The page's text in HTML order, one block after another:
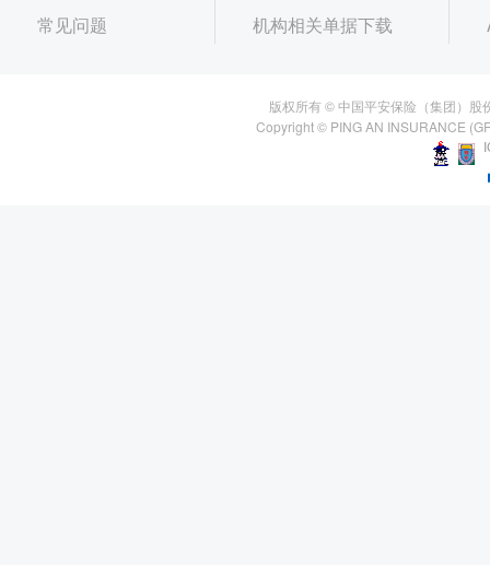
常见问题
机构相关单据下载
版权所有 © 中国平安保险（集团）股
Copyright © PING AN INSURANCE